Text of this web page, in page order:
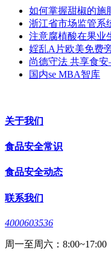
如何掌握甜椒的施
浙江省市场监管系
注意腐植酸在果业
婬乱A片欧美免费
尚德守法 共享食
国内se MBA智库
关于我们
食品安全常识
食品安全动态
联系我们
4000603536
周一至周六：8:00~17:00